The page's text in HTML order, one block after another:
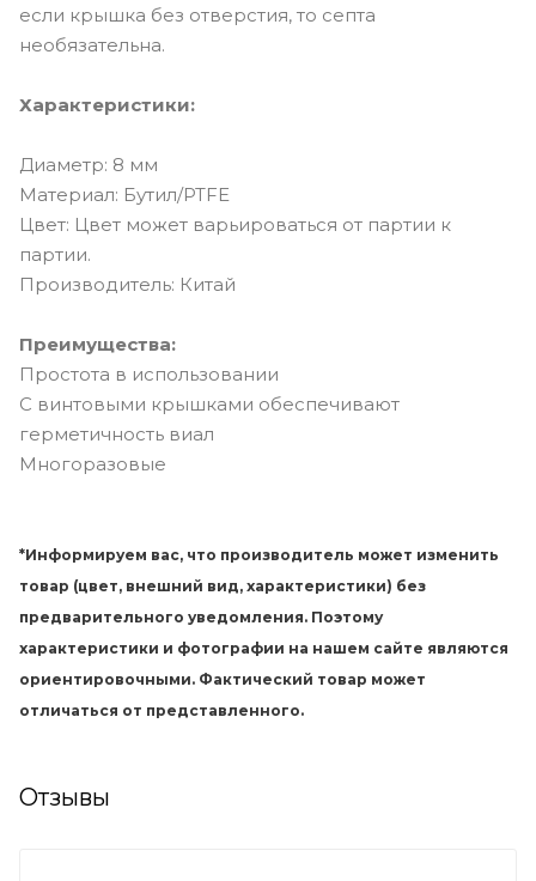
если крышка без отверстия, то септа
необязательна.
Характеристики:
Диаметр: 8 мм
Материал: Бутил/PTFE
Цвет: Цвет может варьироваться от партии к
партии.
Производитель: Китай
Преимущества:
Простота в использовании
С винтовыми крышками обеспечивают
герметичность виал
Многоразовые
*Информируем вас, что производитель может изменить
товар (цвет, внешний вид, характеристики) без
предварительного уведомления. Поэтому
характеристики и фотографии на нашем сайте являются
ориентировочными. Фактический товар может
отличаться от представленного.
Отзывы